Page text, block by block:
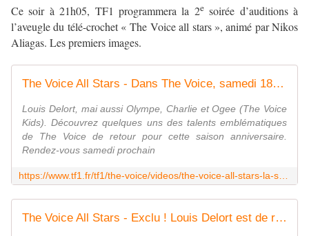
Ce soir à 21h05, TF1 programmera la 2esoirée d’auditions à
l’aveugle du télé-crochet « The Voice all stars », animé par Nikos
Aliagas. Les premiers images.
The Voice All Stars - Dans The Voice, samedi 18 septembre 2021... - The Voice | TF1
Louis Delort, mai aussi Olympe, Charlie et Ogee (The Voice
Kids). Découvrez quelques uns des talents emblématiques
de The Voice de retour pour cette saison anniversaire.
Rendez-vous samedi prochain
The Voice All Stars - Exclu ! Louis Delort est de retour. Et c'est magnifique ! - The Voice | TF1